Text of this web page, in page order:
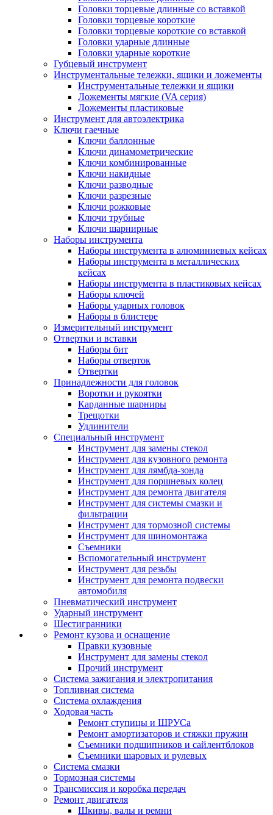
Головки торцевые длинные со вставкой
Головки торцевые короткие
Головки торцевые короткие со вставкой
Головки ударные длинные
Головки ударные короткие
Губцевый инструмент
Инструментальные тележки, ящики и ложементы
Инструментальные тележки и ящики
Ложементы мягкие (VA серия)
Ложементы пластиковые
Инструмент для автоэлектрика
Ключи гаечные
Ключи баллонные
Ключи динамометрические
Ключи комбинированные
Ключи накидные
Ключи разводные
Ключи разрезные
Ключи рожковые
Ключи трубные
Ключи шарнирные
Наборы инструмента
Наборы инструмента в алюминиевых кейсах
Наборы инструмента в металлических
кейсах
Наборы инструмента в пластиковых кейсах
Наборы ключей
Наборы ударных головок
Наборы в блистере
Измерительный инструмент
Отвертки и вставки
Наборы бит
Наборы отверток
Отвертки
Принадлежности для головок
Воротки и рукоятки
Карданные шарниры
Трещотки
Удлинители
Специальный инструмент
Инструмент для замены стекол
Инструмент для кузовного ремонта
Инструмент для лямбда-зонда
Инструмент для поршневых колец
Инструмент для ремонта двигателя
Инструмент для системы смазки и
фильтрации
Инструмент для тормозной системы
Инструмент для шиномонтажа
Съемники
Вспомогательный инструмент
Инструмент для резьбы
Инструмент для ремонта подвески
автомобиля
Пневматический инструмент
Ударный инструмент
Шестигранники
Ремонт кузова и оснащение
Правки кузовные
Инструмент для замены стекол
Прочий инструмент
Система зажигания и электропитания
Топливная система
Система охлаждения
Ходовая часть
Ремонт ступицы и ШРУСа
Ремонт амортизаторов и стяжки пружин
Съемники подшипников и сайлентблоков
Съемники шаровых и рулевых
Система смазки
Тормозная системы
Трансмиссия и коробка передач
Ремонт двигателя
Шкивы, валы и ремни